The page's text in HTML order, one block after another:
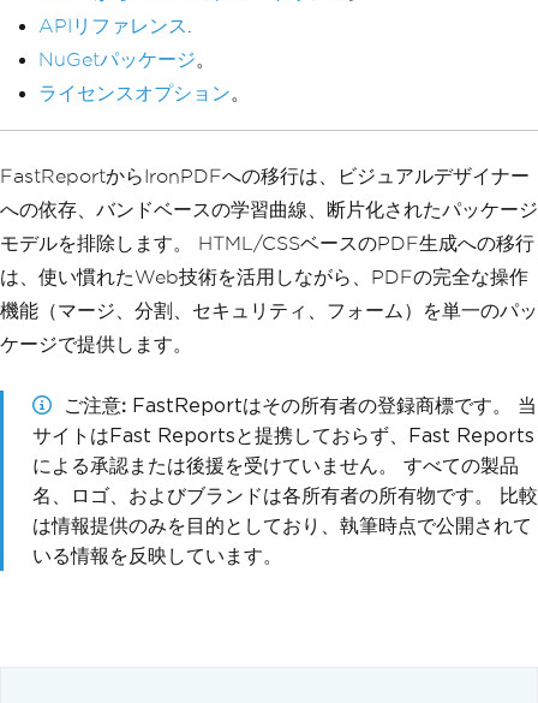
APIリファレンス
NuGetパッケージ。
ライセンスオプション。
FastReportからIronPDFへの移行は、ビジュアルデザイナー
への依存、バンドベースの学習曲線、断片化されたパッケージ
モデルを排除します。 HTML/CSSベースのPDF生成への移行
は、使い慣れたWeb技術を活用しながら、PDFの完全な操作
機能（マージ、分割、セキュリティ、フォーム）を単一のパッ
ケージで提供します。
ご注意 FastReportはその所有者の登録商標です。 当
サイトはFast Reportsと提携しておらず、Fast Reports
による承認または後援を受けていません。 すべての製品
名、ロゴ、およびブランドは各所有者の所有物です。 比較
は情報提供のみを目的としており、執筆時点で公開されて
いる情報を反映しています。